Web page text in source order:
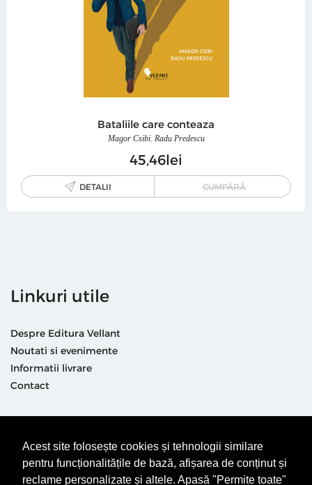
Acest site folosește cookies și tehnologii similare
pentru funcționalitățile de bază, afișarea de conținut și
reclame personalizate și altele. Apasă "Permite toate"
Bataliile care conteaza
Magor Csibi, Radu Predescu
45 46lei
DETALII CUMPĂRĂ
Linkuri utile
Despre Editura Vellant
Noutati si evenimente
Informatii livrare
Contact